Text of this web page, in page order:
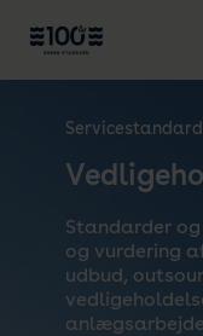
Standarder
og vurdering
udbud,